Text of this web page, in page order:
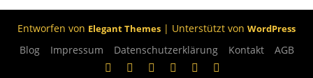
Entworfen von Elegant Themes | Unterstützt von WordPress
Blog Impressum Datenschutzerklärung Kontakt AGB